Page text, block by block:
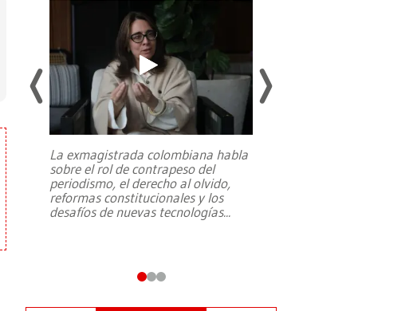
La exmagistrada colombiana habla
sobre el rol de contrapeso del
periodismo, el derecho al olvido,
reformas constitucionales y los
desafíos de nuevas tecnologías...